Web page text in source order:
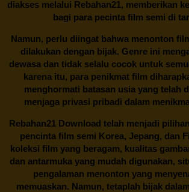
diakses melalui Rebahan21, memberikan
bagi para pecinta film semi di
Namun, perlu diingat bahwa menonton
dilakukan dengan bijak. Genre ini
dewasa dan tidak selalu cocok untuk
karena itu, para penikmat film
menghormati batasan usia yang telah
menjaga privasi pribadi dalam
Rebahan21Download telah menjadi
pencinta film semi Korea, Jepang, dan
koleksi film yang beragam, kualitas
dan antarmuka yang mudah digunakan,
pengalaman menonton yang
memuaskan. Namun, tetaplah bijak